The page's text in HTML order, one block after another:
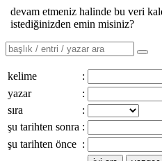
devam etmeniz halinde bu veri
istediğinizden emin misiniz?
kelime
:
yazar
:
sıra
:
şu tarihten sonra :
şu tarihten önce :